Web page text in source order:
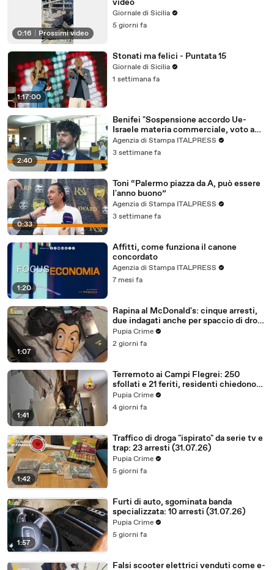
0:16 Prossimi video
video
Giornale di Sicilia
5 giorni fa
1:17:00
Stonati ma felici - Puntata 15
Giornale di Sicilia
1 settimana fa
2:40
Benifei "Sospensione accordo Ue-
Israele materia commerciale, voto a
maggioranza"
Agenzia di Stampa ITALPRESS
3 settimane fa
0:33
Toni “Palermo piazza da A, può essere
l'anno buono”
Agenzia di Stampa ITALPRESS
3 settimane fa
1:20
Affitti, come funziona il canone
concordato
Agenzia di Stampa ITALPRESS
7 mesi fa
1:07
Rapina al McDonald's: cinque arresti,
due indagati anche per spaccio di droga
(03.08.26)
Pupia Crime
2 giorni fa
1:41
Terremoto ai Campi Flegrei: 250
sfollati e 21 feriti, residenti chiedono
certezze sul futuro (01.08.26)
Pupia Crime
4 giorni fa
1:42
Traffico di droga "ispirato" da serie tv e
trap: 23 arresti (31.07.26)
Pupia Crime
5 giorni fa
1:57
Furti di auto, sgominata banda
specializzata: 10 arresti (31.07.26)
Pupia Crime
5 giorni fa
Falsi scooter elettrici venduti come e-